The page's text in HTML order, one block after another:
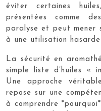
éviter certaines
présentées comme
paralyse et peut mener
à une utilisation
La sécurité en
simple liste d’huiles «
Une approche
repose sur une
à comprendre